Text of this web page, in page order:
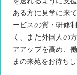
ある方に見学に来
ービスの質・研修
く、また外国人の
アアップを高め、
まの来苑をお待ちし